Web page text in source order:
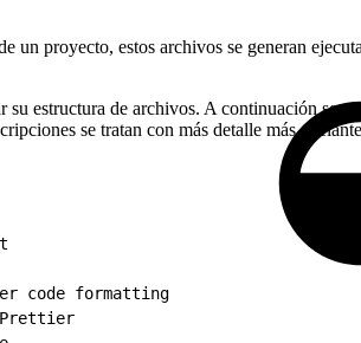
proyecto, estos archivos se generan
estructura de archivos. A continuación se
se tratan con más detalle más
formatting